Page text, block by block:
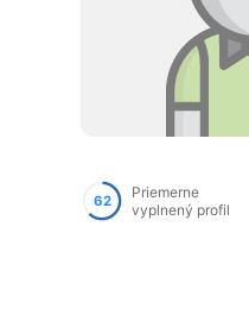
62
Priemerne
vyplnený profil